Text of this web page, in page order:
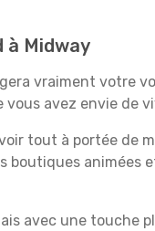
Midway
vraiment votre
avez envie de
tout à portée de
boutiques animées
avec une touche